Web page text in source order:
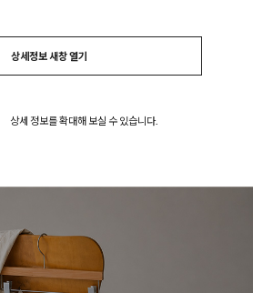
상세정보 새창 열기
상세 정보를 확대해 보실 수 있습니다.